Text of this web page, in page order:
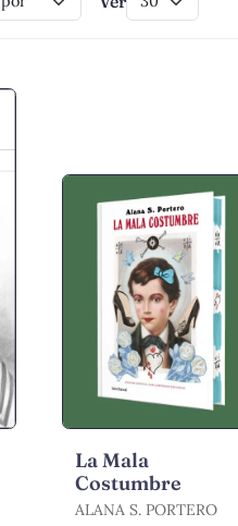
La Mala
Costumbre
ALANA S. PORTERO